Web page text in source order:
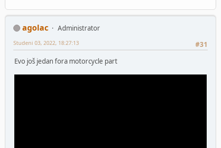
agolac
Administrator
#31
Studeni 03, 2022, 18:27:13
Evo još jedan fora motorcycle part